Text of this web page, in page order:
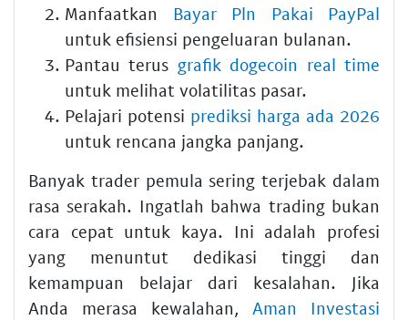
Manfaatkan Bayar Pln Pakai PayPal
untuk efisiensi pengeluaran bulanan.
Pantau terus grafik dogecoin real time
untuk melihat volatilitas pasar.
Pelajari potensi prediksi harga ada 2026
untuk rencana jangka panjang.
Banyak trader pemula sering terjebak dalam
rasa serakah. Ingatlah bahwa trading bukan
cara cepat untuk kaya. Ini adalah profesi
yang menuntut dedikasi tinggi dan
kemampuan belajar dari kesalahan. Jika
Anda merasa kewalahan, Aman Investasi